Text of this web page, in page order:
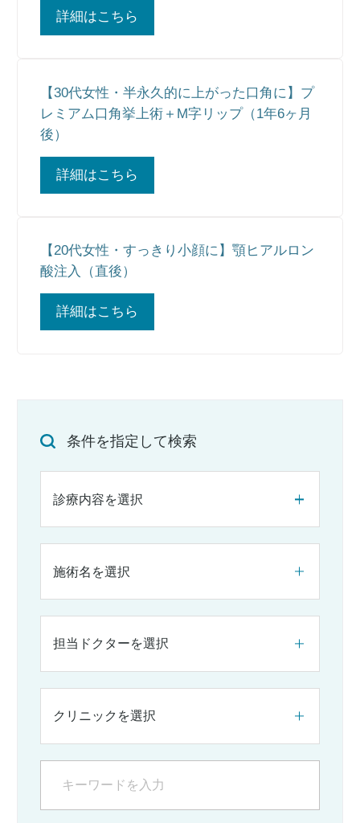
詳細はこちら
【30代女性・半永久的に上がった口角に】プ
レミアム口角挙上術＋M字リップ（1年6ヶ月
後）
詳細はこちら
【20代女性・すっきり小顔に】顎ヒアルロン
酸注入（直後）
詳細はこちら
条件を指定して検索
診療内容を選択
施術名を選択
担当ドクターを選択
クリニックを選択